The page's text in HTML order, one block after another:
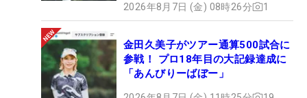
2026年8月7日 (金) 08時26分 1
金田久美子がツアー通算500試合に
参戦！ プロ18年目の大記録達成に
「あんびりーばぼー」